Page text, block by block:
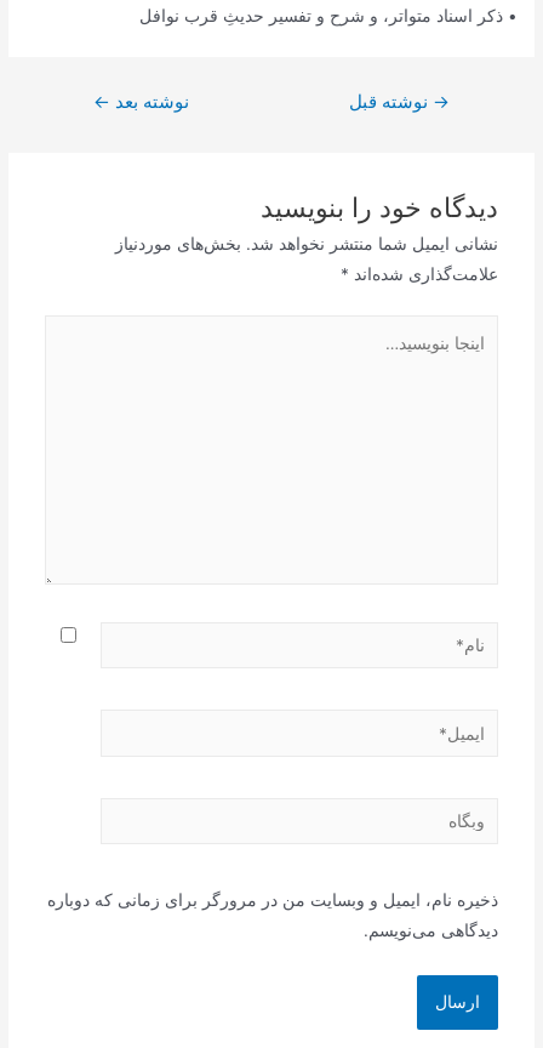
• ذکر اسناد متواتر، و شرح و تفسیر حدیثِ قرب نوافل
راهبری→ نوشته قبل نوشته بعد ←
دیدگاه‌ خود را بنویسید
نشانی ایمیل شما منتشر نخواهد شد. بخش‌های موردنیاز
علامت‌گذاری شده‌اند *
بنویسید…
نام*
ایمیل*
وبگاه
ذخیره نام، ایمیل و وبسایت من در مرورگر برای زمانی که دوباره
دیدگاهی می‌نویسم.